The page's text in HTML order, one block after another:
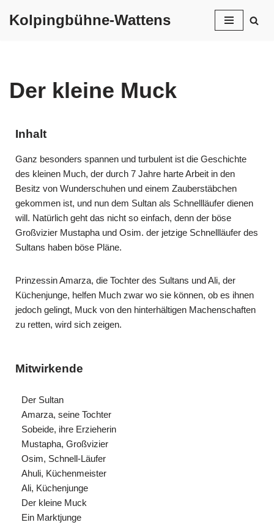
Kolpingbühne-Wattens
Der kleine Muck
Inhalt
Ganz besonders spannen und turbulent ist die Geschichte
des kleinen Much, der durch 7 Jahre harte Arbeit in den
Besitz von Wunderschuhen und einem Zauberstäbchen
gekommen ist, und nun dem Sultan als Schnellläufer dienen
will. Natürlich geht das nicht so einfach, denn der böse
Großvizier Mustapha und Osim. der jetzige Schnellläufer des
Sultans haben böse Pläne.
Prinzessin Amarza, die Tochter des Sultans und Ali, der
Küchenjunge, helfen Much zwar wo sie können, ob es ihnen
jedoch gelingt, Muck von den hinterhältigen Machenschaften
zu retten, wird sich zeigen.
Mitwirkende
Der Sultan
Amarza, seine Tochter
Sobeide, ihre Erzieherin
Mustapha, Großvizier
Osim, Schnell-Läufer
Ahuli, Küchenmeister
Ali, Küchenjunge
Der kleine Muck
Ein Marktjunge